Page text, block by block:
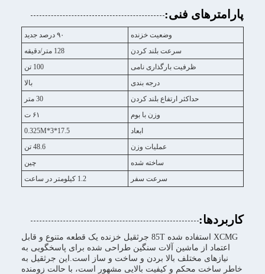
پارامترهای فنی:
وضعیت خزنده
۹۰ درصد جدید
سرعت بلند کردن
128 متر/دقیقه
ظرفیت بارگذاری نامی
100 تن
درجه بندی
بالا
حداکثر ارتفاع بلند کردن
30 متر
وزن با بوم
۶۱ ت
ابعاد
17.5*3*0.325M
عملیات وزن
48.6 تن
ساخته شده
چین
سرعت سفر
1.2 کیلومتر در ساعت
کاربردها:
XCMG استفاده شده 85T جرثقیل خزنده یک قطعه متنوع و قابل
اعتماد از ماشین آلات سنگین طراحی شده برای پاسخگویی به
نیازهای مختلف بالا بردن و ساخت و ساز است.این جرثقیل به
خاطر ساخت محکم و کیفیت بالایی مشهور است، با حالت زومنده